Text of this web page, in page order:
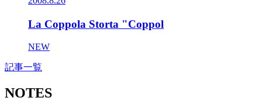
La Coppola Storta "Coppol
NEW
記事一覧
NOTES